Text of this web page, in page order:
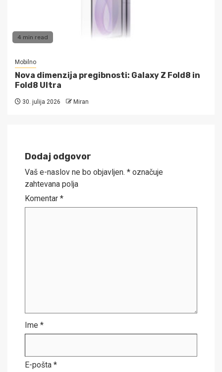
4 min read
Mobilno
Nova dimenzija pregibnosti: Galaxy Z Fold8 in
Fold8 Ultra
30. julija 2026 Miran
Dodaj odgovor
Vaš e-naslov ne bo objavljen. * označuje
zahtevana polja
Komentar *
Ime *
E-pošta *